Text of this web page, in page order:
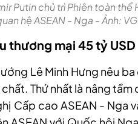
Putin chủ trì Phiên toàn thể
hệ ASEAN - Nga - Ảnh:
thương mại 45 tỷ USD
Lê Minh Hưng nêu
Thứ nhất là nâng
Cấp cao ASEAN - Nga